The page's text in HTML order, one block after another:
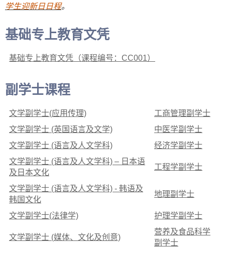
学生迎新日日程。
基础专上教育文凭
基础专上教育文凭 （课程编号：CC001）
副学士课程
文学副学士(应用传理)
工商管理副学士
文学副学士 (英国语言及文学)
中医学副学士
文学副学士 (语言及人文学科)
经济学副学士
文学副学士 (语言及人文学科) – 日本语
及日本文化
工程学副学士
文学副学士 (语言及人文学科) - 韩语及
韩国文化
地理副学士
文学副学士(法律学) 护理学副学士
文学副学士 (媒体、文化及创意)
营养及食品科学
副学士